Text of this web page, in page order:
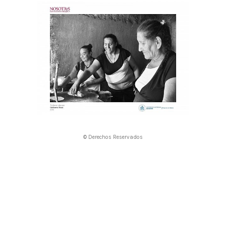
© Derechos Reservados